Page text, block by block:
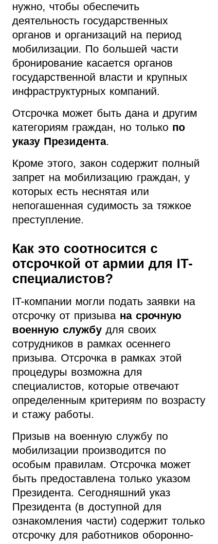
нужно, чтобы обеспечить
деятельность государственных
органов и организаций на период
мобилизации. По большей части
бронирование касается органов
государственной власти и крупных
инфраструктурных компаний.
Отсрочка может быть дана и другим
категориям граждан, но только по
указу Президента.
Кроме этого, закон содержит полный
запрет на мобилизацию граждан, у
которых есть неснятая или
непогашенная судимость за тяжкое
преступление.
Как это соотносится с
отсрочкой от армии для IT-
специалистов?
IT-компании могли подать заявки на
отсрочку от призыва на срочную
военную службу для своих
сотрудников в рамках осеннего
призыва. Отсрочка в рамках этой
процедуры возможна для
специалистов, которые отвечают
определенным критериям по возрасту
и стажу работы.
Призыв на военную службу по
мобилизации производится по
особым правилам. Отсрочка может
быть предоставлена только указом
Президента. Сегодняшний указ
Президента (в доступной для
ознакомления части) содержит только
отсрочку для работников оборонно-